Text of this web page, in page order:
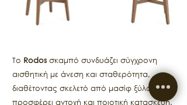
Το Rodos σκαμπό συνδυάζει σύγχρονη
αισθητική με άνεση και σταθερότητα,
διαθέτοντας σκελετό από μασίφ ξύλο που
προσφέρει αντοχή και ποιοτική κατασκευή.